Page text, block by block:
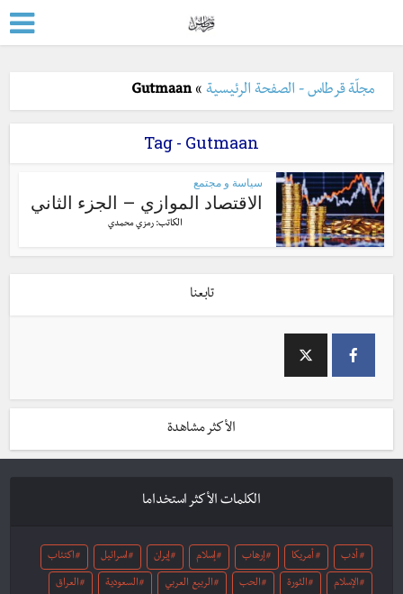
مجلّة قرطاس - الصفحة الرئيسية »
Gutmaan
Tag - Gutmaan
سياسة و مجتمع
الاقتصاد الموازي – الجزء الثاني
الكاتب: رمزي محمدي
تابعنا
الأكثر مشاهدة
الكلمات الأكثر استخداما
أدب أمريكا إرهاب إسلام إيران اسرائيل اكتئاب
الإسلام الثورة الحب الربيع العربي السعودية العراق